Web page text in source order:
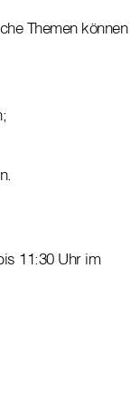
Themen können
11:30 Uhr im